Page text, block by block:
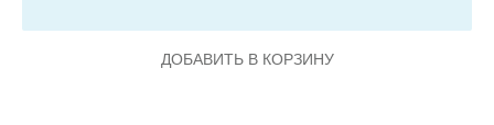
ДОБАВИТЬ В КОРЗИНУ